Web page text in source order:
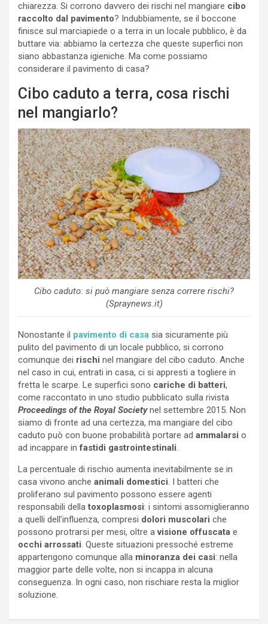
chiarezza. Si corrono davvero dei rischi nel mangiare cibo
raccolto dal pavimento? Indubbiamente, se il boccone
finisce sul marciapiede o a terra in un locale pubblico, è da
buttare via: abbiamo la certezza che queste superfici non
siano abbastanza igieniche. Ma come possiamo
considerare il pavimento di casa?
Cibo caduto a terra, cosa rischi
nel mangiarlo?
Cibo caduto: si può mangiare senza correre rischi?
(Spraynews.it)
Nonostante il pavimento di casa sia sicuramente più
pulito del pavimento di un locale pubblico, si corrono
comunque dei rischi nel mangiare del cibo caduto. Anche
nel caso in cui, entrati in casa, ci si appresti a togliere in
fretta le scarpe. Le superfici sono cariche di batteri,
come raccontato in uno studio pubblicato sulla rivista
Proceedings of the Royal Societynel settembre 2015. Non
siamo di fronte ad una certezza, ma mangiare del cibo
caduto può con buone probabilità portare ad ammalarsi o
ad incappare infastidi gastrointestinali.
La percentuale di rischio aumenta inevitabilmente se in
casa vivono anche animali domestici. I batteri che
proliferano sul pavimento possono essere agenti
responsabili dellatoxoplasmosi: i sintomi assomiglieranno
a quelli dell’influenza, compresi dolori muscolari che
possono protrarsi per mesi, oltre avisione offuscata e
occhi arrossati. Queste situazioni pressoché estreme
appartengono comunque alla minoranza dei casi: nella
maggior parte delle volte, non si incappa in alcuna
conseguenza. In ogni caso, non rischiare resta la miglior
soluzione.